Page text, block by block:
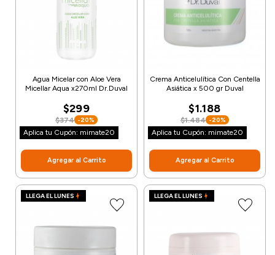
Agua Micelar con Aloe Vera
Micellar Aqua x270ml Dr.Duval
$299
$374 -20%
Aplica tu Cupón: mimate20
Agregar al Carrito
Crema Anticelulítica Con Centella
Asiática x 500 gr Duval
$1.188
$1.484 -20%
Aplica tu Cupón: mimate20
Agregar al Carrito
LLEGA EL LUNES LLEGA EL LUNES